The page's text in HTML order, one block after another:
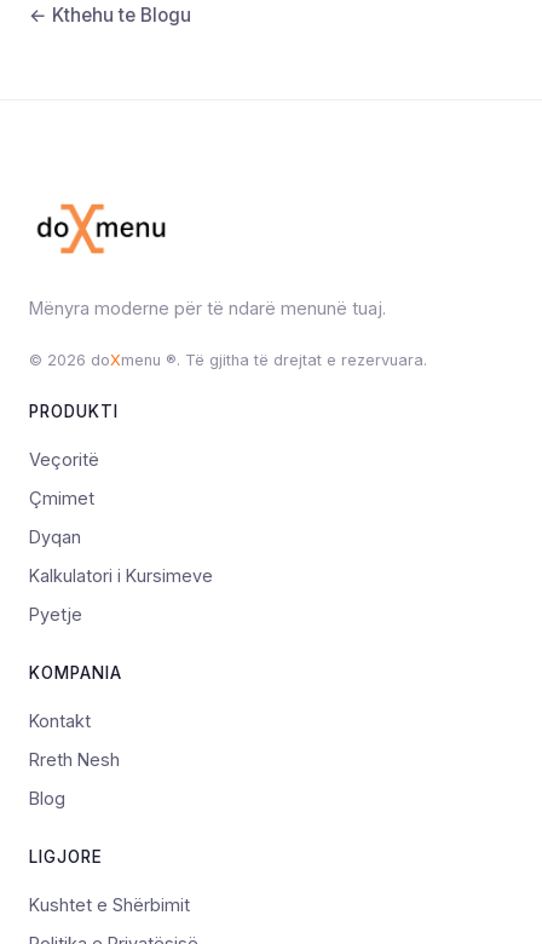
← Kthehu te Blogu
Mënyra moderne për të ndarë menunë tuaj.
© 2026 doXmenu ®. Të gjitha të drejtat e rezervuara.
PRODUKTI
Veçoritë
Çmimet
Dyqan
Kalkulatori i Kursimeve
Pyetje
KOMPANIA
Kontakt
Rreth Nesh
Blog
LIGJORE
Kushtet e Shërbimit